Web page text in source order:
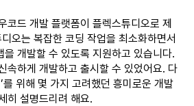
코드 개발 플랫폼이 플렉스튜디오로 제
오는 복잡한 코딩 작업을 최소화하면서
을 개발할 수 있도록 지원하고 있습니다.
속하게 개발하고 출시할 수 있었어요. 다
를 위해 몇 가지 고려했던 흥미로운 개발
히 설명드리려 해요.